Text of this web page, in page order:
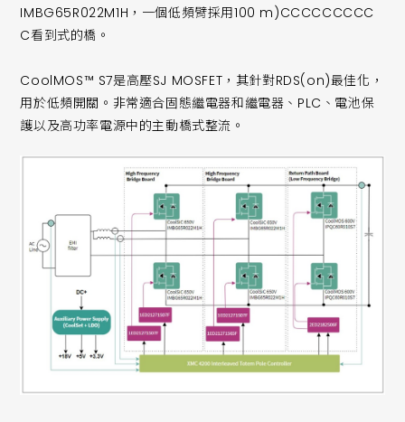
IMBG65R022M1H，一個低頻臂採用100 m)CCCCCCCCC
C看到式的橋。
CoolMOS™ S7是高壓SJ MOSFET，其針對RDS(on)最佳化，
用於低頻開關。非常適合固態繼電器和繼電器、PLC、電池保
護以及高功率電源中的主動橋式整流。